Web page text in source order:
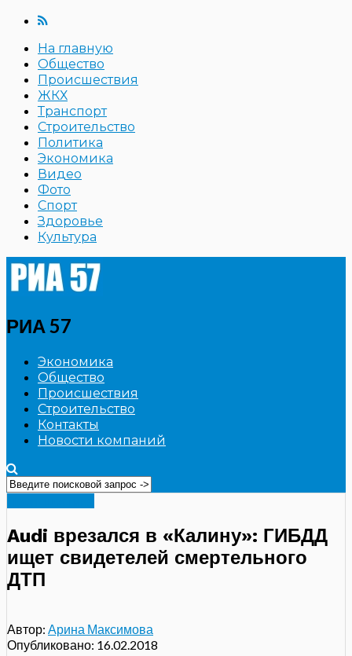
На главную
Общество
Происшествия
ЖКХ
Транспорт
Строительство
Политика
Экономика
Видео
Фото
Спорт
Здоровье
Культура
РИА 57
Экономика
Общество
Происшествия
Строительство
Контакты
Новости компаний
Audi врезался в «Калину»: ГИБДД
ищет свидетелей смертельного
ДТП
Автор: Арина Максимова
Опубликовано: 16.02.2018